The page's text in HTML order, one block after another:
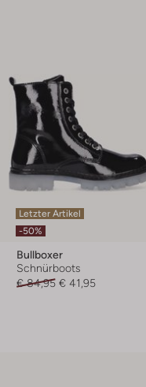
Letzter Artikel
-50%
Bullboxer
Schnürboots
€ 84,95 € 41,95